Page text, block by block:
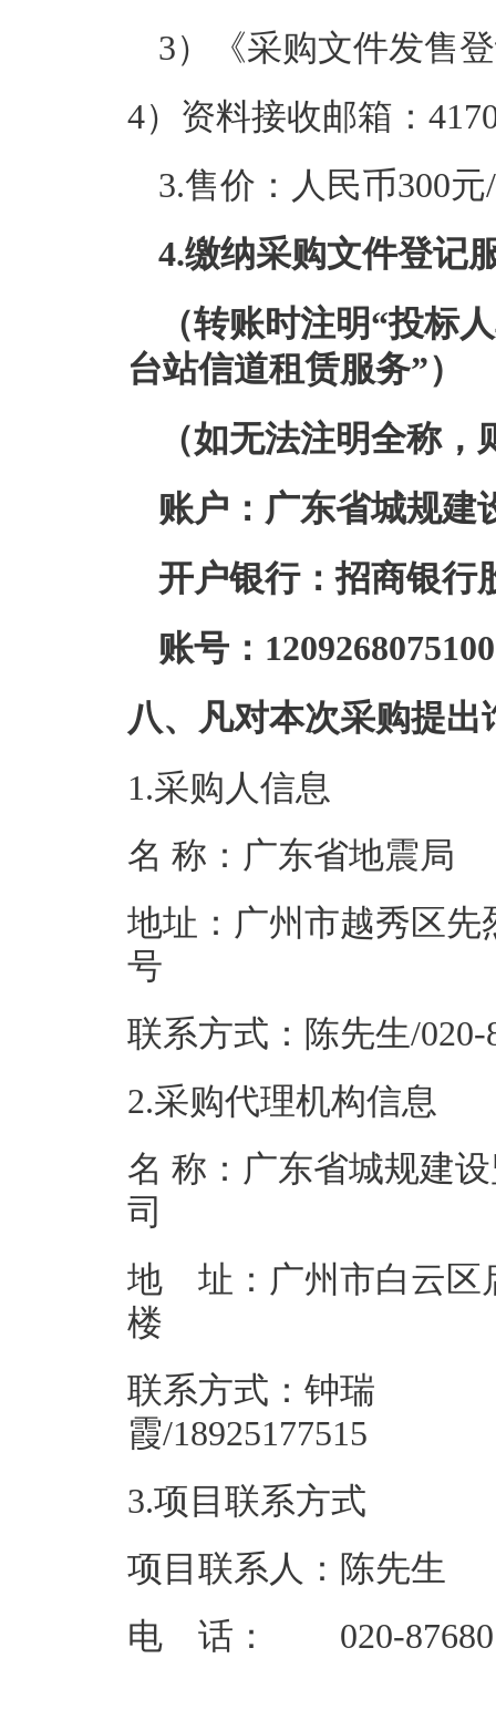
3）《采购文件发售
4）资料接收邮箱：
3.售价：人民币300
4.缴纳采购文件登记
（转账时注明“投标人
台站信道租赁服务”）
（如无法注明全称
账户：广东省城规建
开户银行：招商银行
账号：
八、凡对本次采购提
1.采购人信息
名 称：广东省
地址：广州市越秀区先
号
联系方式：陈先
2.采购代理机构信息
名 称：广东省城规建
地 址：广州市白云区
联系方式：钟瑞
霞/
3.项目联系方式
项目联系人：陈先生
电 话： 020-